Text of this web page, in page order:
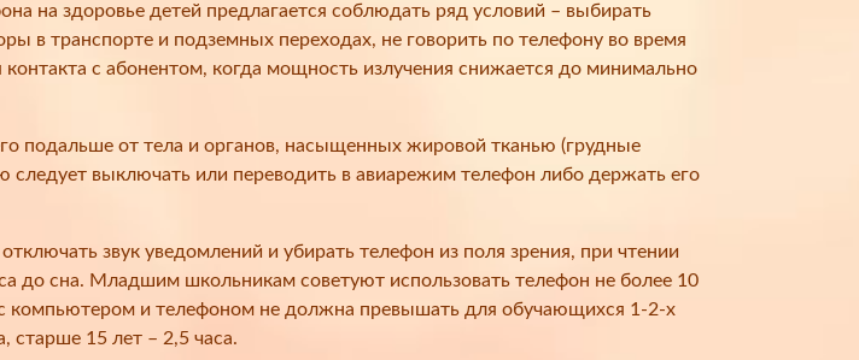
на здоровье детей предлагается соблюдать ряд условий – выбирать
в транспорте и подземных переходах, не говорить по телефону во время
с абонентом, когда мощность излучения снижается до минимально
подальше от тела и органов, насыщенных жировой тканью (грудные
выключать или переводить в авиарежим телефон либо держать его
звук уведомлений и убирать телефон из поля зрения, при чтении
до сна. Младшим школьникам советуют использовать телефон не более 10
компьютером и телефоном не должна превышать для обучающихся 1-2-х
старше 15 лет – 2,5 часа.